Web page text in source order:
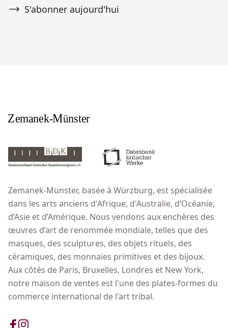
S'abonner aujourd'hui
Zemanek-Münster, basée à Würzburg, est spécialisée
dans les arts anciens d'Afrique, d'Australie, d’Océanie,
d’Asie et d’Amérique. Nous vendons aux enchères des
œuvres d’art de renommée mondiale, telles que des
masques, des sculptures, des objets rituels, des
céramiques, des monnaies primitives et des bijoux.
Aux côtés de Paris, Bruxelles, Londres et New York,
notre maison de ventes est l'une des plates-formes du
commerce international de l'art tribal.